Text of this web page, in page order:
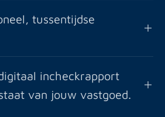
tussentijdse
incheckrapport
van jouw vastgoed.